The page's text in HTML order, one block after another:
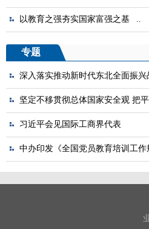
以教育之强夯实国家富强之基 ..
专题
深入落实推动新时代东北全面振兴
坚定不移贯彻总体国家安全观 把
习近平会见国际工商界代表
中办印发《全国党员教育培训工作